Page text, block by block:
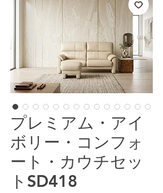
プレミアム・アイ
ボリー・コンフォ
ート・カウチセッ
トSD418